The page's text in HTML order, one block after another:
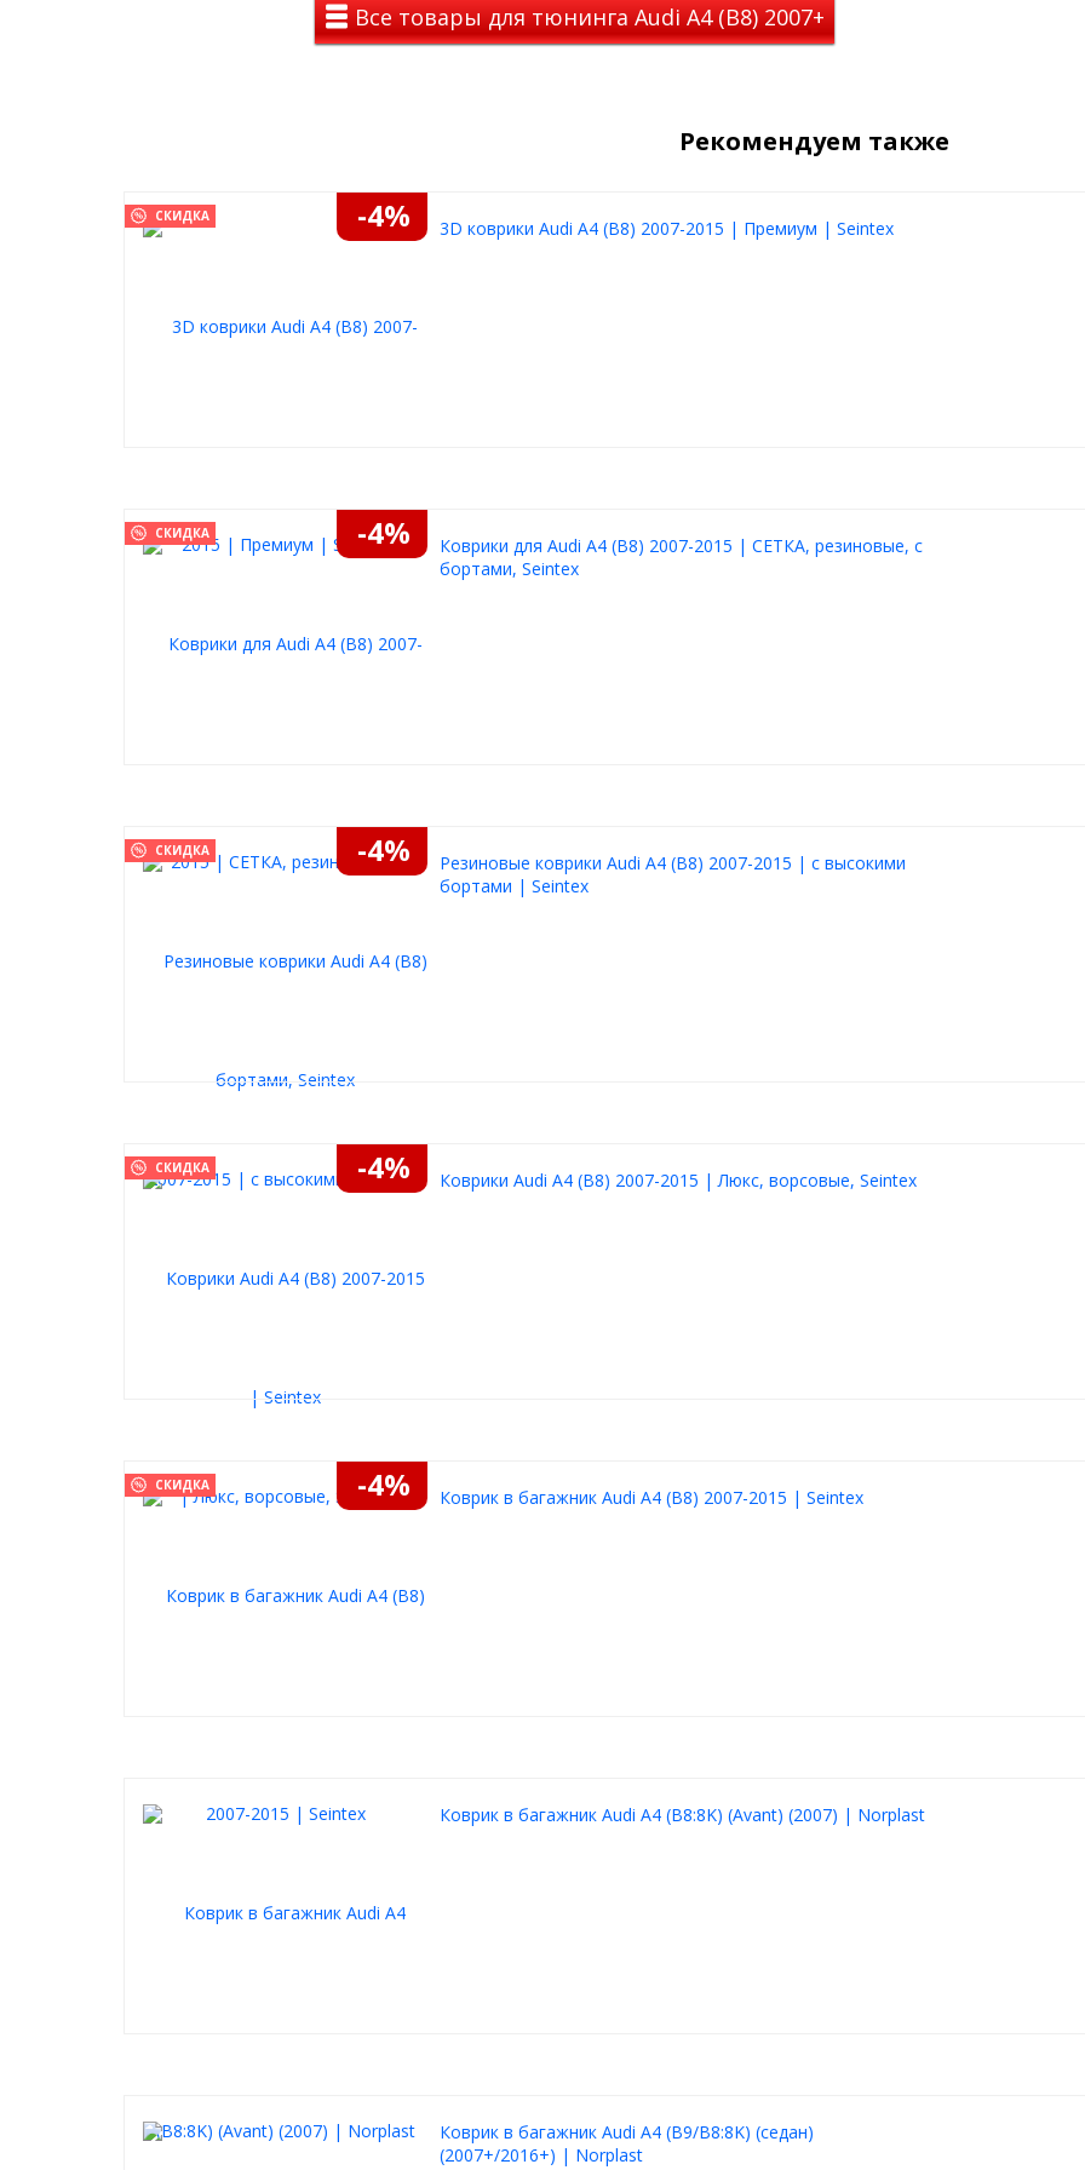
Все товары для тюнинга Audi A4 (B8) 2007+
Рекомендуем также
СКИДКА -4% 3D коврики Audi A4 (B8) 2007-2015 | Премиум | Seintex
СКИДКА -4%
Коврики для Audi A4 (B8) 2007-2015 | СЕТКА, резиновые, с
бортами, Seintex
СКИДКА -4%
Резиновые коврики Audi A4 (B8) 2007-2015 | с высокими
бортами | Seintex
СКИДКА -4% Коврики Audi A4 (B8) 2007-2015 | Люкс, ворсовые, Seintex
СКИДКА -4% Коврик в багажник Audi A4 (B8) 2007-2015 | Seintex
Коврик в багажник Audi A4 (B8:8K) (Avant) (2007) | Norplast
Коврик в багажник Audi A4 (B9/B8:8K) (седан)
(2007+/2016+) | Norplast